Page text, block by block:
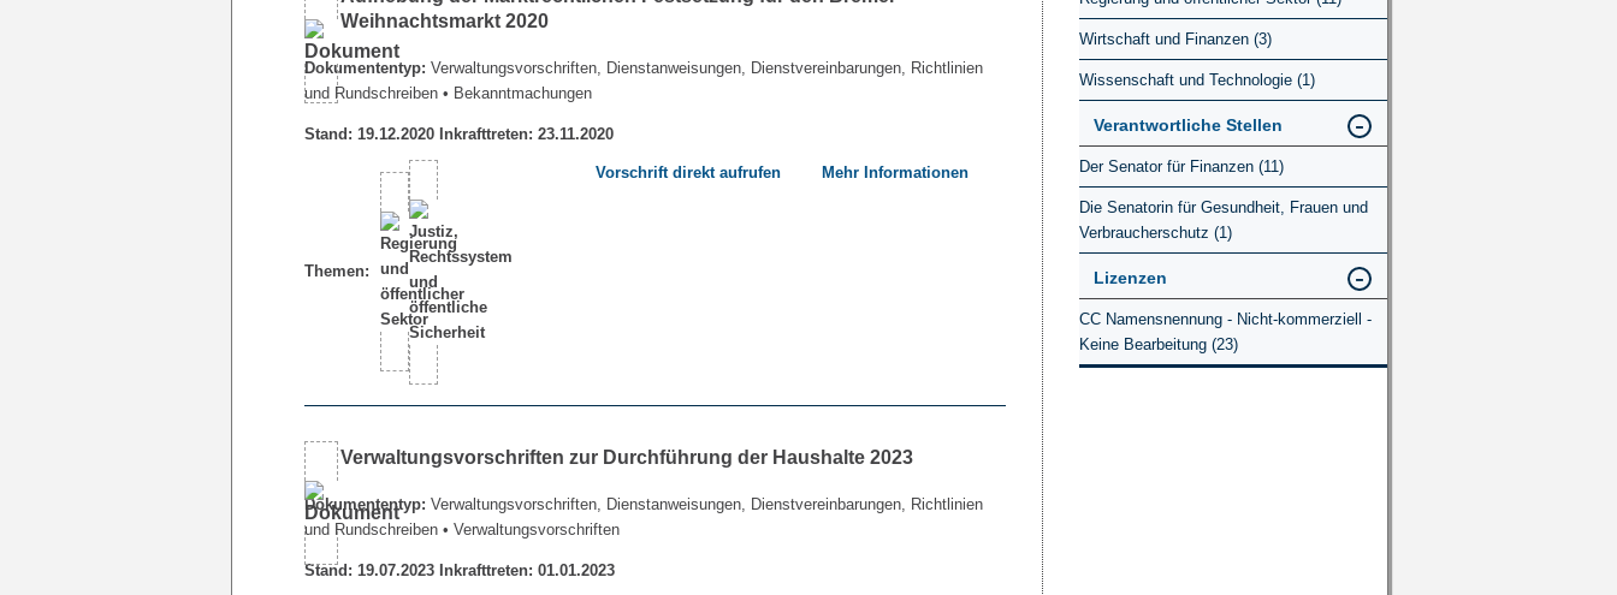
Weihnachtsmarkt 2020
Dokumententyp: Verwaltungsvorschriften, Dienstanweisungen, Dienstvereinbarungen, Richtlinien
und Rundschreiben • Bekanntmachungen
Stand: 19.12.2020 Inkrafttreten: 23.11.2020
Themen:
Vorschrift direkt aufrufen Mehr Informationen
Verwaltungsvorschriften zur Durchführung der Haushalte 2023
Dokumententyp: Verwaltungsvorschriften, Dienstanweisungen, Dienstvereinbarungen, Richtlinien
und Rundschreiben • Verwaltungsvorschriften
Stand: 19.07.2023 Inkrafttreten: 01.01.2023
Wirtschaft und Finanzen (3)
Wissenschaft und Technologie (1)
Verantwortliche Stellen
Der Senator für Finanzen (11)
Die Senatorin für Gesundheit, Frauen und
Verbraucherschutz (1)
Lizenzen
CC Namensnennung - Nicht-kommerziell -
Keine Bearbeitung (23)